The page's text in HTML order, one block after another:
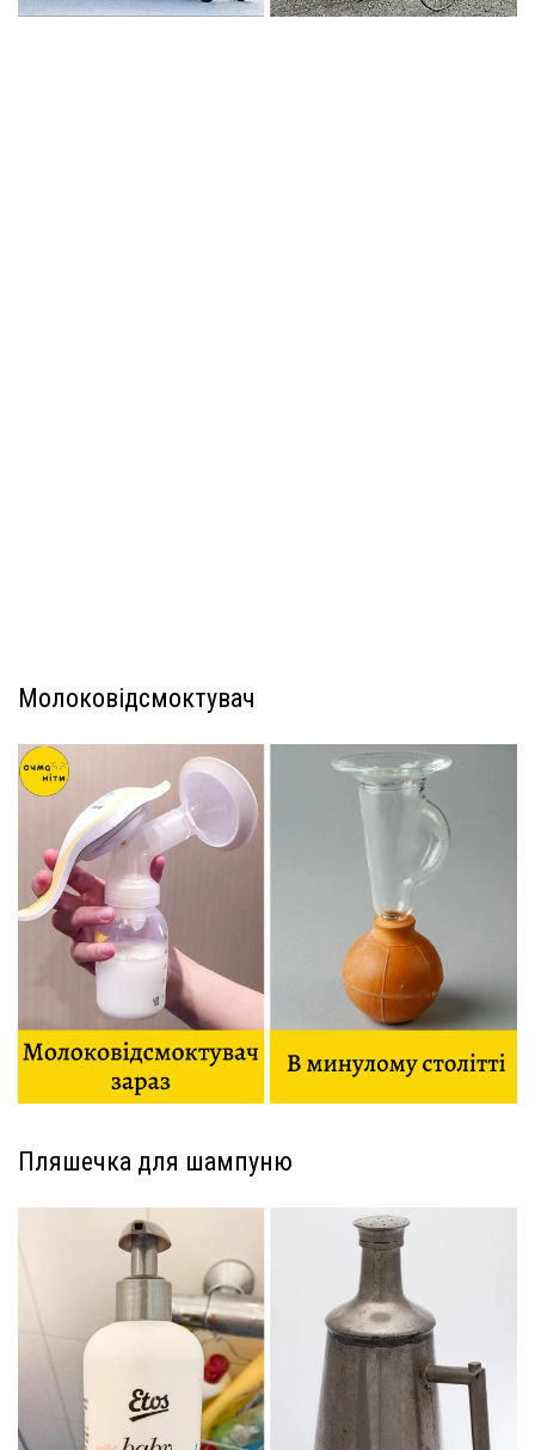
Молоковідсмоктувач
Пляшечка для шампуню